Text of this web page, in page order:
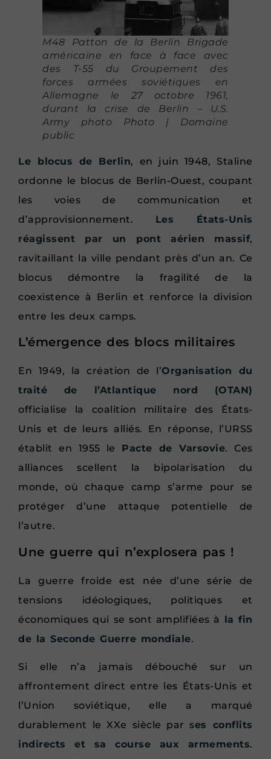
M48 Patton de la Berlin Brigade
américaine en face à face avec
des T-55 du Groupement des
forces armées soviétiques en
Allemagne le 27 octobre 1961,
durant la crise de Berlin – U.S.
Army photo Photo | Domaine
public
Le blocus de Berlin, en juin 1948, Staline
ordonne le blocus de Berlin-Ouest, coupant
les voies de communication et
d’approvisionnement. Les États-Unis
réagissent par un pont aérien massif,
ravitaillant la ville pendant près d’un an. Ce
blocus démontre la fragilité de la
coexistence à Berlin et renforce la division
entre les deux camps.
L’émergence des blocs militaires
En 1949, la création de l’Organisation du
traité de l’Atlantique nord (OTAN)
officialise la coalition militaire des États-
Unis et de leurs alliés. En réponse, l’URSS
établit en 1955 le Pacte de Varsovie. Ces
alliances scellent la bipolarisation du
monde, où chaque camp s’arme pour se
protéger d’une attaque potentielle de
l’autre.
Une guerre qui n’explosera pas !
La guerre froide est née d’une série de
tensions idéologiques, politiques et
économiques qui se sont amplifiées à la fin
de la Seconde Guerre mondiale.
Si elle n’a jamais débouché sur un
affrontement direct entre les États-Unis et
l’Union soviétique, elle a marqué
durablement le XXe siècle par ses conflits
indirects et sa course aux armements.